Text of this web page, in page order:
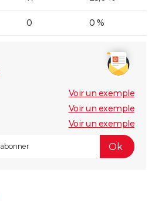
0 0 %
Voir un exemple
Voir un exemple
Voir un exemple